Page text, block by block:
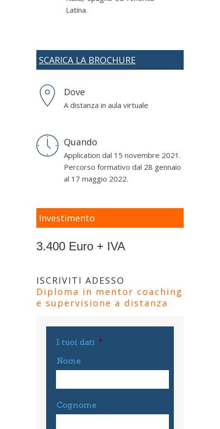
Latina.
SCARICA LA BROCHURE
Dove
A distanza in aula virtuale
Quando
Application dal 15 novembre 2021.
Percorso formativo dal 28 gennaio
al 17 maggio 2022.
Investimento
3.400 Euro + IVA
ISCRIVITI ADESSO
Diploma in mentor coaching
e supervisione a distanza
I tuoi dati *
Nome
Cognome